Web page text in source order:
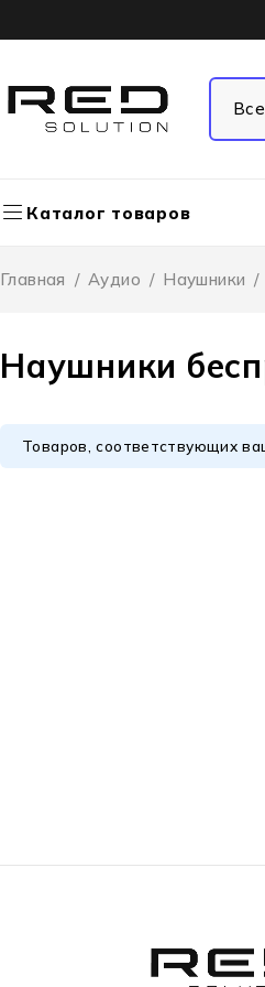
Каталог товаров
Наушники
Главная / Аудио / Наушники /
Товаров, соответствующих